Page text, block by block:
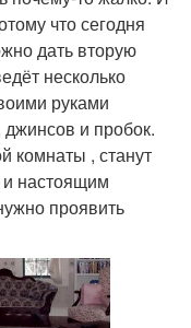
что сегодня
дать вторую
несколько
руками
и пробок.
комнаты , станут
настоящим
проявить